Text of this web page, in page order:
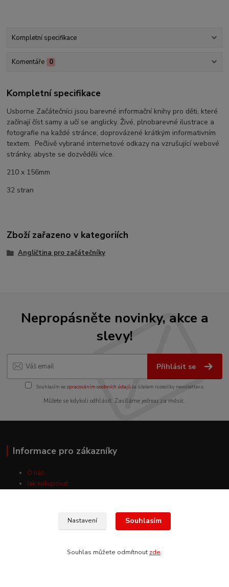
Kompletní specifikace
Komentáře 0
Kompletní specifikace
Usborne Začátečníci jsou barevné informační knihy pro děti, které
začínají číst samy a učí se anglicky. Živé, plnobarevné ilustrace a
fotografie na každé stránce, doprovázené krátkým informativním
textem. Pečlivě vybrané internetové odkazy na vzrušující webové
stránky, abyste se dozvěděli více.
210 x 156mm
32 stran
Zboží zařazeno v kategoriích
Angličtina pro začátečníky
Nepropásněte novinky, akce a
slevy!
Přihlásit se
Souhlasím se zpracováním osobních údajůza účelem rozesílky newsletteru.
Můžete se kdykoli odhlásit. Zasíláme jednou za měsíc.
Informace pro zákazníky
O nás
Jak nakupovat
Nastavení Souhlasím
Souhlas můžete odmítnout zde.